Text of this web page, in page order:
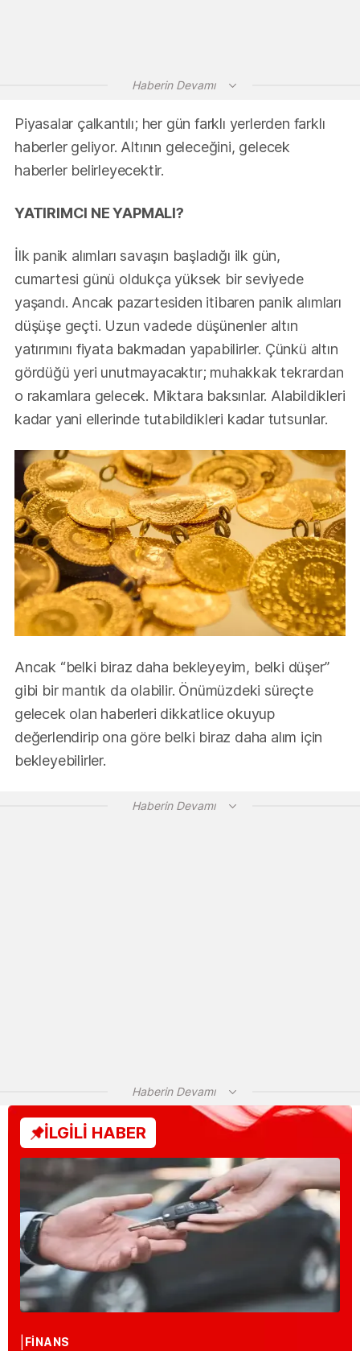
Haberin Devamı
Piyasalar çalkantılı; her gün farklı yerlerden farklı
haberler geliyor. Altının geleceğini, gelecek
haberler belirleyecektir.
YATIRIMCI NE YAPMALI?
İlk panik alımları savaşın başladığı ilk gün,
cumartesi günü oldukça yüksek bir seviyede
yaşandı. Ancak pazartesiden itibaren panik alımları
düşüşe geçti. Uzun vadede düşünenler altın
yatırımını fiyata bakmadan yapabilirler. Çünkü altın
gördüğü yeri unutmayacaktır; muhakkak tekrardan
o rakamlara gelecek. Miktara baksınlar. Alabildikleri
kadar yani ellerinde tutabildikleri kadar tutsunlar.
Ancak “belki biraz daha bekleyeyim, belki düşer”
gibi bir mantık da olabilir. Önümüzdeki süreçte
gelecek olan haberleri dikkatlice okuyup
değerlendirip ona göre belki biraz daha alım için
bekleyebilirler.
Haberin Devamı
Haberin Devamı
İLGİLİ HABER
FİNANS